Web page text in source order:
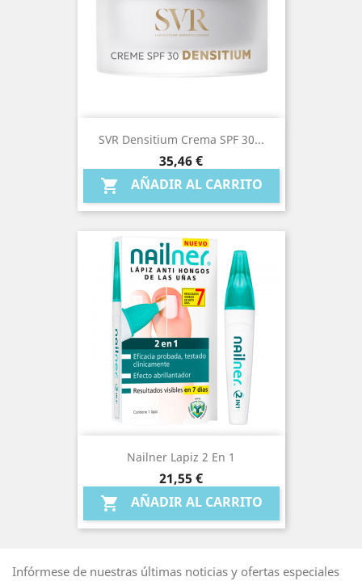
SVR Densitium Crema SPF 30...
Precio
35,46 €
 AÑADIR AL CARRITO
Nailner Lapiz 2 En 1
Precio
21,55 €
 AÑADIR AL CARRITO
Infórmese de nuestras últimas noticias y ofertas especiales